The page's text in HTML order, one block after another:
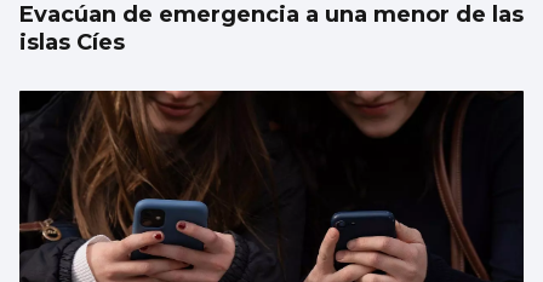
Evacúan de emergencia a una menor de las
islas Cíes